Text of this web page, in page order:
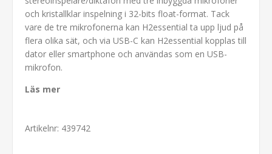
och kristallklar inspelning i 32-bits float-format. Tack
vare de tre mikrofonerna kan H2essential ta upp ljud på
flera olika sät, och via USB-C kan H2essential kopplas till
dator eller smartphone och användas som en USB-
mikrofon.
Läs mer
Artikelnr: 439742